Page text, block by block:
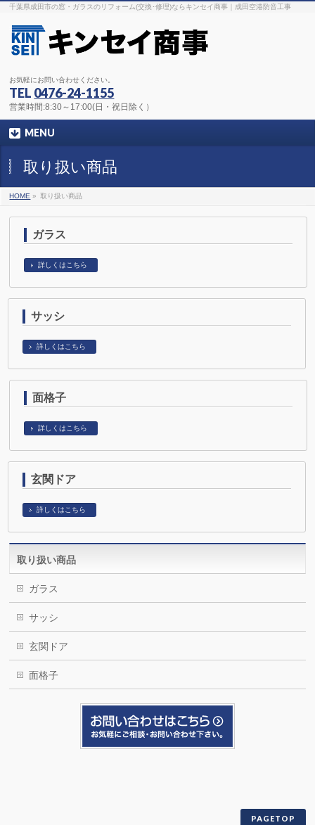
千葉県成田市の窓・ガラスのリフォーム(交換･修理)ならキンセイ商事｜成田空港防音工事
お気軽にお問い合わせください。
TEL 0476-24-1155
営業時間:8:30～17:00(日・祝日除く）
MENU
取り扱い商品
HOME » 取り扱い商品
ガラス
詳しくはこちら
サッシ
詳しくはこちら
面格子
詳しくはこちら
玄関ドア
詳しくはこちら
取り扱い商品
ガラス
サッシ
玄関ドア
面格子
PAGETOP